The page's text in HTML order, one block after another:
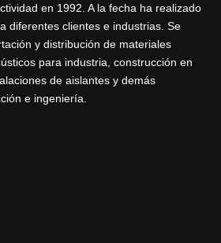
en 1992. A la fecha ha realizado
diferentes clientes e industrias. Se
y distribución de materiales
para industria, construcción en
de aislantes y demás
e ingeniería.